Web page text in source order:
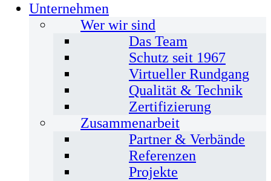
Unternehmen
Wer wir sind
Das Team
Schutz seit 1967
Virtueller Rundgang
Qualität & Technik
Zertifizierung
Zusammenarbeit
Partner & Verbände
Referenzen
Projekte